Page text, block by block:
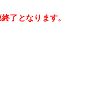
了となります。